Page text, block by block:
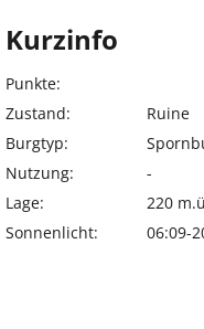
Kurzinfo
Punkte:
Zustand:
Ruine
Burgtyp:
Nutzung:
-
Lage:
220
Sonnenlicht:
06:09-